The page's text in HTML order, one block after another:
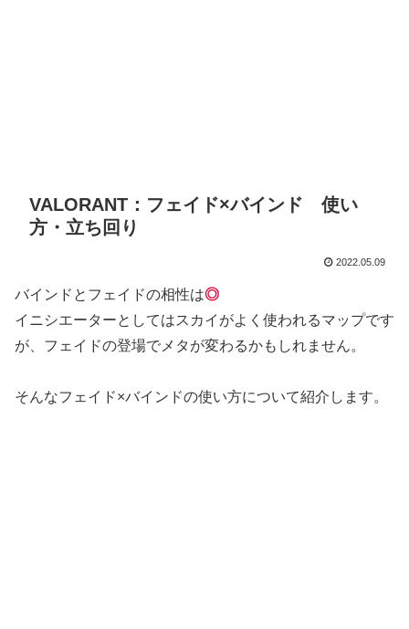
VALORANT：フェイド×バインド 使い
方・立ち回り
2022.05.09
バインドとフェイドの相性は◎
イニシエーターとしてはスカイがよく使われるマップです
が、フェイドの登場でメタが変わるかもしれません。
そんなフェイド×バインドの使い方について紹介します。